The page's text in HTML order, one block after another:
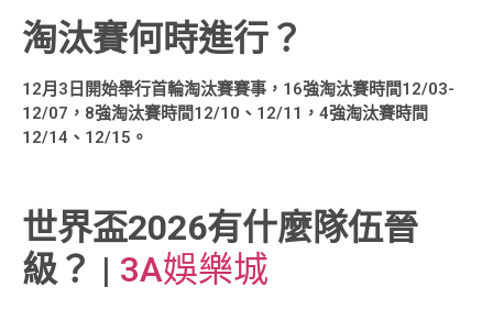
淘汰賽何時進行？
12月3日開始舉行首輪淘汰賽賽事，16強淘汰賽時間12/03-
12/07，8強淘汰賽時間12/10、12/11，4強淘汰賽時間
12/14、12/15。
世界盃2026有什麼隊伍晉
級？ | 3A娛樂城